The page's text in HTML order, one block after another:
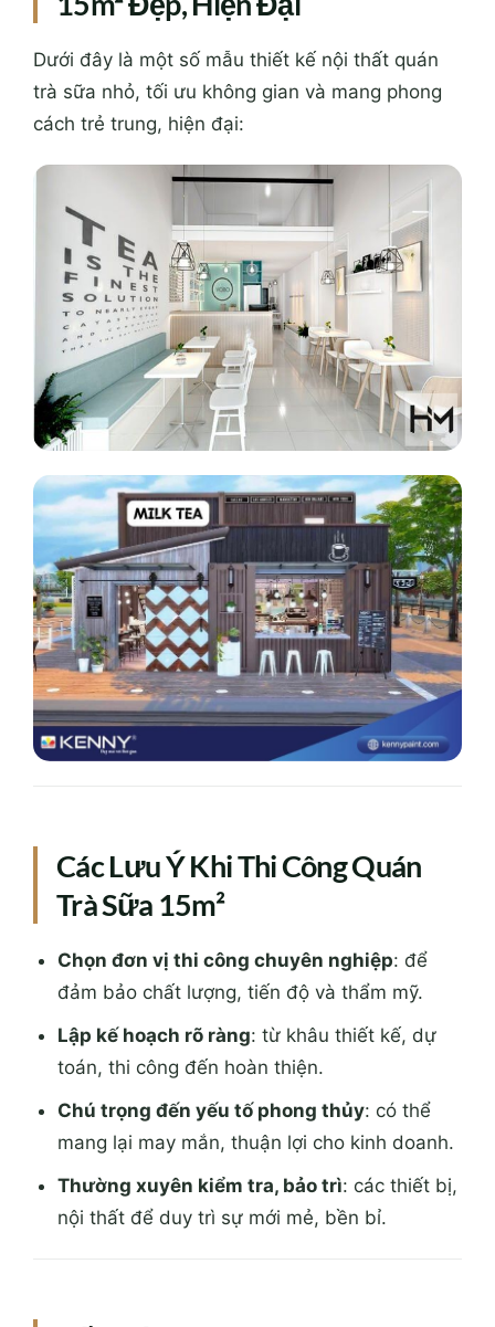
Dưới đây là một số mẫu thiết kế nội thất quán
trà sữa nhỏ, tối ưu không gian và mang phong
cách trẻ trung, hiện đại:
Các Lưu Ý Khi Thi Công Quán
Trà Sữa 15m²
Chọn đơn vị thi công chuyên nghiệp: để
đảm bảo chất lượng, tiến độ và thẩm mỹ.
Lập kế hoạch rõ ràng: từ khâu thiết kế, dự
toán, thi công đến hoàn thiện.
Chú trọng đến yếu tố phong thủy: có thể
mang lại may mắn, thuận lợi cho kinh doanh.
Thường xuyên kiểm tra, bảo trì: các thiết bị,
nội thất để duy trì sự mới mẻ, bền bỉ.